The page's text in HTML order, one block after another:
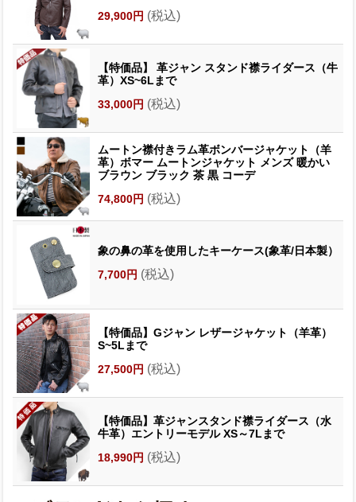
29,900円 (税込)
【特価品】 革ジャン スタンド襟ライダース（牛
革）XS~6Lまで
33,000円 (税込)
ムートン襟付きラム革ボンバージャケット（羊
革）ボマー ムートンジャケット メンズ 暖かい
ブラウン ブラック 茶 黒 コーデ
74,800円 (税込)
象の鼻の革を使用したキーケース(象革/日本製）
7,700円 (税込)
【特価品】Gジャン レザージャケット（羊革）
S~5Lまで
27,500円 (税込)
【特価品】革ジャンスタンド襟ライダース（水
牛革）エントリーモデル XS～7Lまで
18,990円 (税込)